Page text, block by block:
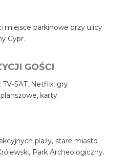
miejsce parkinowe przy ulicy
Cypr.
GOŚCI
SAT, Netflix, gry
karty.
plaży, stare miasto
Park Archeologiczny.